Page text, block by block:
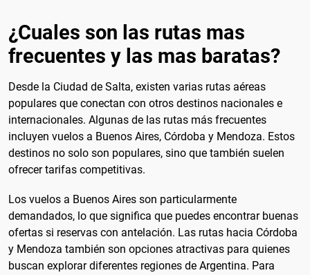
¿Cuales son las rutas mas
frecuentes y las mas baratas?
Desde la Ciudad de Salta, existen varias rutas aéreas
populares que conectan con otros destinos nacionales e
internacionales. Algunas de las rutas más frecuentes
incluyen vuelos a Buenos Aires, Córdoba y Mendoza. Estos
destinos no solo son populares, sino que también suelen
ofrecer tarifas competitivas.
Los vuelos a Buenos Aires son particularmente
demandados, lo que significa que puedes encontrar buenas
ofertas si reservas con antelación. Las rutas hacia Córdoba
y Mendoza también son opciones atractivas para quienes
buscan explorar diferentes regiones de Argentina. Para